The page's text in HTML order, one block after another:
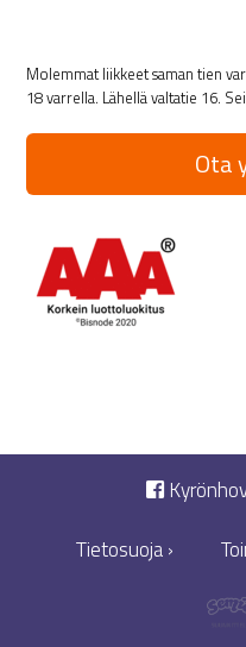
Molemmat liikkeet saman tien
18 varrella. Lähellä valtatie 16.
Ota
Tietosuoja ›